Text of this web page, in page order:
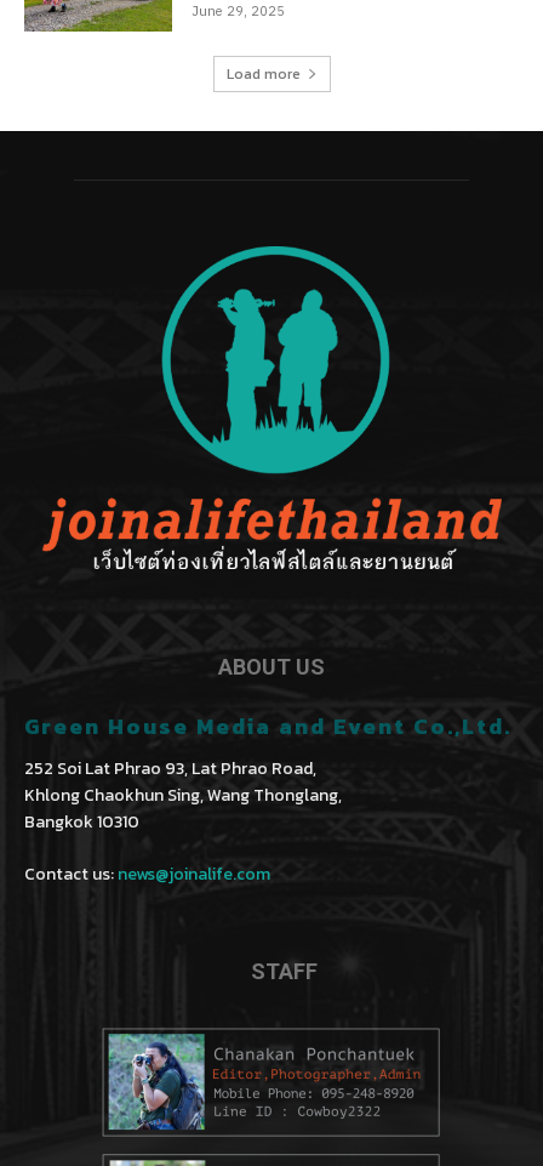
June 29, 2025
Load more
ABOUT US
Green House Media and Event Co.,Ltd.
252 Soi Lat Phrao 93, Lat Phrao Road,
Khlong Chaokhun Sing, Wang Thonglang,
Bangkok 10310
Contact us:news@joinalife.com
STAFF